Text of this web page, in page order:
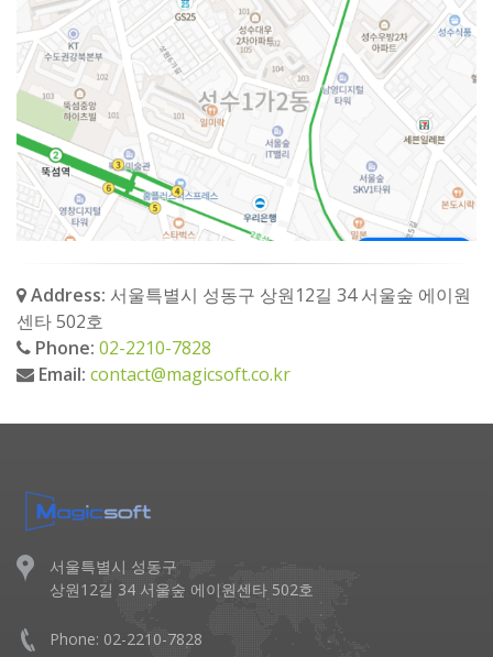
Address: 서울특별시 성동구 상원12길 34 서울숲 에이원
센타 502호
Phone: 02-2210-7828
Email: contact@magicsoft.co.kr
서울특별시 성동구
상원12길 34 서울숲 에이원센타 502호
Phone: 02-2210-7828